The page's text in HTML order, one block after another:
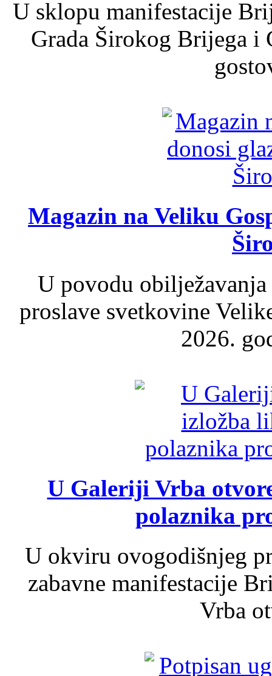
U sklopu manifestacije
Grada Širokog Brijega
Magazin na Veliku
U povodu
proslave svetkovine
2026.
U Galeriji Vrba
polaznika
U okviru ovogodišnjeg
zabavne manifestacije
Vrba